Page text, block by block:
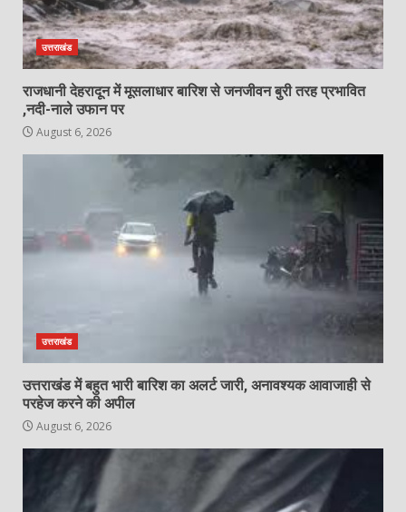
उत्तराखंड
राजधानी देहरादून में मूसलाधार बारिश से जनजीवन बुरी तरह प्रभावित
,नदी-नाले उफान पर
August 6, 2026
उत्तराखंड
उत्तराखंड में बहुत भारी बारिश का अलर्ट जारी, अनावश्यक आवाजाही से
परहेज करने की अपील
August 6, 2026